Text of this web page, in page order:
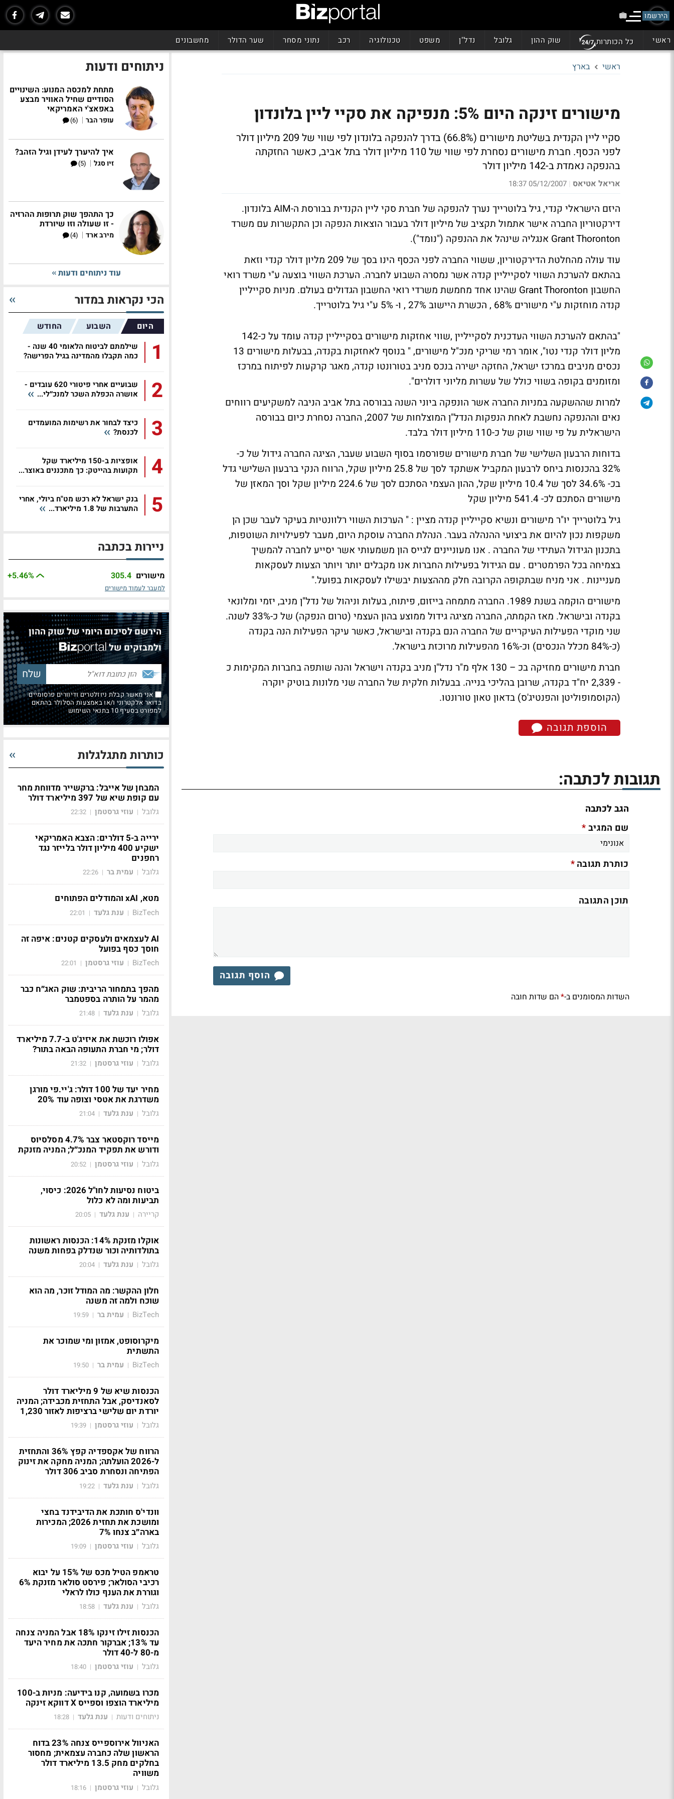
הירשמו
ראשי כל הכותרות שוק ההון גלובל נדל"ן משפט טכנולוגיה רכב נתוני מסחר שער הדולר מחשבונים
ראשי בארץ
מישורים זינקה היום 5%: מנפיקה את סקיי ליין בלונדון
סקיי ליין הקנדית בשליטת מישורים (66.8%) בדרך להנפקה בלונדון לפי שווי של 209 מיליון דולר
לפני הכסף.
חברת מישורים נסחרת לפי שווי של 110 מיליון דולר בתל אביב, כאשר החזקתה
בהנפקה נאמדת ב-142 מיליון דולר
אריאל אטיאס |
05/12/2007 18:37
היזם הישראלי קנדי, גיל בלוטרייך נערך להנפקה של חברת סקי ליין הקנדית בבורסת ה-AIM בלונדון.
דירקטוריון החברה אישר אתמול תקציב של מיליון דולר בעבור הוצאות הנפקה וכן התקשרות עם משרד
Grant Thoronton אנגליה שינהל את ההנפקה ("נומד").
עוד עולה מהחלטת הדירקטוריון, ששווי החברה לפני הכסף הינו בסך של 209 מליון דולר קנדי וזאת
בהתאם להערכת השווי לסקייליין קנדה אשר נמסרה השבוע לחברה. הערכת השווי בוצעה ע"י משרד רואי
החשבון Grant Thoronton שהינו אחד מחמשת משרדי רואי החשבון הגדולים בעולם. מניות סקייליין
קנדה מוחזקות ע"י מישורים 68% , הכשרת היישוב 27% , ו- 5% ע"י גיל בלוטרייך.
"בהתאם להערכת השווי העדכנית לסקייליין ,שווי אחזקות מישורים בסקייליין קנדה עומד על כ-142
מליון דולר קנדי נטו", אומר רמי שריקי מנכ"ל מישורים, " בנוסף לאחזקות בקנדה, בבעלות מישורים 13
נכסים מניבים במרכז ישראל, החזקה ישירה בנכס מניב בטורונטו קנדה, מאגר קרקעות לפיתוח במרכז
ומזומנים בקופה בשווי כולל של עשרות מליוני דולרים".
למרות שההשקעה במניות החברה אשר הונפקה ביוני השנה בבורסה בתל אביב הניבה למשקיעים רווחים
נאים וההנפקה נחשבת לאחת הנפקות הנדל"ן המוצלחות של 2007, החברה נסחרת כיום בבורסה
הישראלית על פי שווי שוק של כ-110 מיליון דולר בלבד.
בדוחות הרבעון השלישי של חברת מישורים שפורסמו בסוף השבוע שעבר, הציגה החברה גידול של כ-
32% בהכנסות ביחס לרבעון המקביל אשתקד לסך של 25.8 מיליון שקל, הרווח הנקי ברבעון השלישי גדל
בכ- 34.6% לסך של 10.4 מיליון שקל, ההון העצמי הסתכם לסך של 224.6 מיליון שקל וסך המאזן של
מישורים הסתכם לכ- 541.4 מיליון שקל
גיל בלוטרייך יו"ר מישורים ונשיא סקייליין קנדה מציין : " הערכות השווי רלוונטיות בעיקר לעבר שכן הן
משקפות נכון להיום את ביצועי ההנהלה בעבר. הנהלת החברה עוסקת היום, מעבר לפעילויות השוטפות,
בתכנון הגידול העתידי של החברה . אנו מעוניינים לגייס הון משמעותי אשר יסייע לחברה להמשיך
בצמיחה בכל הפרמטרים . עם הגידול בפעילות החברות אנו מקבלים יותר ויותר הצעות לעסקאות
מעניינות . אני מניח שבתקופה הקרובה חלק מההצעות יבשילו לעסקאות בפועל."
מישורים הוקמה בשנת 1989. החברה מתמחה בייזום, פיתוח, בעלות וניהול של נדל"ן מניב, יזמי ומלונאי
בקנדה ובישראל. מאז הקמתה, החברה מציגה גידול ממוצע בהון העצמי (טרום הנפקה) של כ-33% לשנה.
שני מוקדי הפעילות העיקריים של החברה הנם בקנדה ובישראל, כאשר עיקר הפעילות הנה בקנדה
(כ-84% מכלל הנכסים) וכ-16% מהפעילות מרוכזת בישראל.
חברת מישורים מחזיקה בכ – 130 אלף מ"ר נדל"ן מניב בקנדה וישראל והנה שותפה בחברות המקימות כ
- 2,339 יח"ד בקנדה, שרובן בהליכי בנייה. בבעלות חלקית של החברה שני מלונות בוטיק יוקרה
(הקוסמופוליטן והפנטיג'ס) בדאון טאון טורונטו.
הוספת תגובה
תגובות לכתבה:
הגב לכתבה
שם המגיב*
כותרת תגובה*
תוכן התגובה
הוסף תגובה
השדות המסומנים ב-*הם שדות חובה
ניתוחים ודעות
מתחת למכסה המנוע: השינויים
הסודיים שחיל האוויר מבצע
באפאצ'י האמריקאי
עופר הבר |
(6)
איך להיערך לעידן וגיל הזהב?
זיו סגל |
(5)
כך התהפך שוק תרופות ההרזיה
- זו שעולה וזו שיורדת
מירב ארד |
(4)
עוד ניתוחים ודעות
הכי נקראות במדור
היום השבוע החודש
1
שילמתם לביטוח הלאומי 40 שנה -
כמה תקבלו מהמדינה בגיל הפרישה?
2
שבועיים אחרי פיטורי 620 עובדים -
אושרה הכפלת השכר למנכ״לי...
3
כיצד לבחור את רשימות המועמדים
לכנסת?
4
אופציות ב-150 מיליארד שקל
תקועות בהייטק: כך מתכננים באוצר...
5
בנק ישראל לא רכש מט"ח ביולי, אחרי
התערבות של 1.8 מיליארד...
ניירות בכתבה
מישורים 305.4
+5.46%
למעבר לעמוד מישורים
הירשם לסיכום היומי של שוק ההון
ולמבזקים של
אני מאשר קבלת ניוזלטרים ודיוורים פרסומיים
בדואר אלקטרוני ו/או באמצעות הסלולר בהתאם
למפורט בסעיף 10 בתנאי השימוש
כותרות מתגלגלות
המבחן של אייבל: ברקשייר מדווחת מחר
עם קופת שיא של 397 מיליארד דולר
גלובל | עוזי גרסטמן |
22:32
ירייה ב-5 דולרים: הצבא האמריקאי
ישקיע 400 מיליון דולר בלייזר נגד
רחפנים
גלובל | עמית בר |
22:26
מטא, xAI והמודלים הפתוחים
BizTech
| ענת גלעד |
22:01
AI לעצמאים ולעסקים קטנים: איפה זה
חוסך כסף בפועל
BizTech
| עוזי גרסטמן |
22:01
מהפך בתמחור הריבית: שוק האג״ח כבר
מהמר על הותרה בספטמבר
גלובל | ענת גלעד |
21:48
אפולו רוכשת את איזיג'ט ב-7.7 מיליארד
דולר; מי חברת התעופה הבאה בתור?
גלובל | עוזי גרסטמן |
21:32
מחיר יעד של 100 דולר: ג'יי.פי מורגן
משדרגת את אטסי וצופה עוד 20%
גלובל | ענת גלעד |
21:04
מייסד רוקסטאר צבר 4.7% מסלסיוס
ודורש את תפקיד המנכ״ל; המניה מזנקת
גלובל | עוזי גרסטמן |
20:52
ביטוח נסיעות לחו"ל 2026: כיסוי,
תביעות ומה לא כלול
קריירה | ענת גלעד |
20:05
אוקלו מזנקת 14%: הכנסות ראשונות
בתולדותיה וכור שנדלק בפחות משנה
גלובל | ענת גלעד |
20:04
חלון ההקשר: מה המודל זוכר, מה הוא
שוכח ולמה זה משנה
BizTech
| עמית בר |
19:59
מיקרוסופט, אמזון ומי שמוכר את
התשתית
BizTech
| עמית בר |
19:50
הכנסות שיא של 9 מיליארד דולר
לסאנדיסק, אבל התחזית מכבידה; המניה
יורדת יום שלישי ברציפות לאזור 1,230
גלובל | עוזי גרסטמן |
19:39
הרווח של אקספדיה קפץ 36% והתחזית
ל-2026 הועלתה; המניה מחקה את זינוק
הפתיחה ונסחרת סביב 306 דולר
גלובל | ענת גלעד |
19:22
וונדי'ס חותכת את הדיבידנד בחצי
ומושכת את תחזית 2026; המכירות
בארה״ב צנחו 7%
גלובל | עוזי גרסטמן |
19:09
טראמפ הטיל מכס של 15% על יבוא
רכיבי הסולאר; פירסט סולאר מזנקת 6%
וגוררת את הענף כולו לראלי
גלובל | ענת גלעד |
18:58
הכנסות זילו זינקו 18% אבל המניה צנחה
עד 13%; אברקור חתכה את מחיר היעד
מ-80 ל-40 דולר
גלובל | עוזי גרסטמן |
18:40
מכרו בשמועה, קנו בידיעה: מניות ב-100
מיליארד הוצפו וספייס X דווקא זינקה
ניתוחים ודעות | ענת גלעד |
18:28
האניוול אירוספייס צנחה 23% בדוח
הראשון שלה כחברה עצמאית; מחסור
בחלקים מחק 13.5 מיליארד דולר
משוויה
גלובל | עוזי גרסטמן |
18:16